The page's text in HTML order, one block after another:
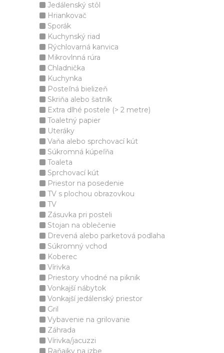
Jedálenský stôl
Hriankovač
Sporák
Kuchynský riad
Rýchlovarná kanvica
Mikrovlnná rúra
Chladnička
Kuchynka
Posteľná bielizeň
Skriňa alebo šatník
Extra dlhé postele (> 2 metre)
Toaletný papier
Uteráky
Vaňa alebo sprchovací kút
Súkromná kúpeľňa
Toaleta
Sprchovací kút
Priestor na posedenie
TV s plochou obrazovkou
TV
Zásuvka pri posteli
Stojan na oblečenie
Drevená alebo parketová podlaha
Súkromný vchod
Koberec
Vírivka
Priestory vhodné na piknik
Vonkajší nábytok
Vonkajší jedálenský priestor
Gril
Vybavenie na grilovanie
Záhrada
Vírivka/jacuzzi
Raňajky na izbe